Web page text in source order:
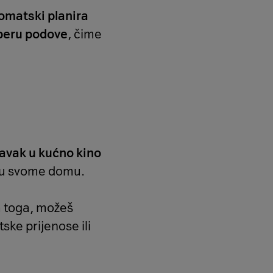
planira
podove, čime
u kućno kino
svome domu.
toga, možeš
prijenose ili